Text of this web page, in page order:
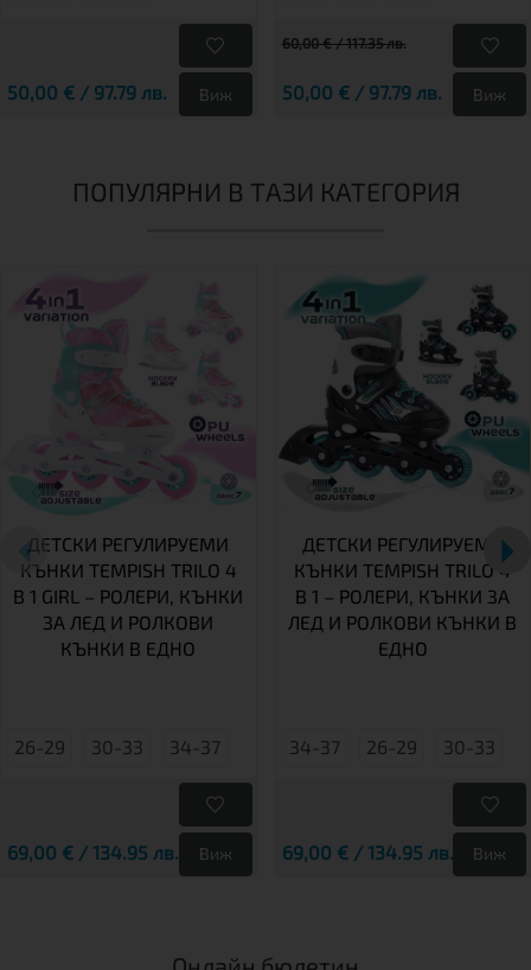
50,00 € / 97.79 лв. Виж
60,00 € / 117.35 лв.
50,00 € / 97.79 лв. Виж
ПОПУЛЯРНИ В ТАЗИ КАТЕГОРИЯ
ДЕТСКИ РЕГУЛИРУЕМИ
КЪНКИ TEMPISH TRILO 4
В 1 GIRL – РОЛЕРИ, КЪНКИ
ЗА ЛЕД И РОЛКОВИ
КЪНКИ В ЕДНО
26-29 30-33 34-37
69,00 € / 134.95 лв. Виж
ДЕТСКИ РЕГУЛИРУЕМИ
КЪНКИ TEMPISH TRILO 4
В 1 – РОЛЕРИ, КЪНКИ ЗА
ЛЕД И РОЛКОВИ КЪНКИ В
ЕДНО
34-37 26-29 30-33
69,00 € / 134.95 лв. Виж